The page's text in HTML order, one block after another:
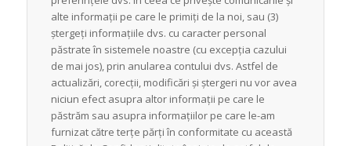
alte informații pe care le primiți de la noi, sau (3)
ștergeți informațiile dvs. cu caracter personal
păstrate în sistemele noastre (cu excepția cazului
de mai jos), prin anularea contului dvs. Astfel de
actualizări, corecții, modificări și ștergeri nu vor avea
niciun efect asupra altor informații pe care le
păstrăm sau asupra informațiilor pe care le-am
furnizat către terțe părți în conformitate cu această